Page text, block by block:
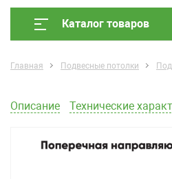
Каталог товаров
Главная Подвесные потолки
Описание Технические